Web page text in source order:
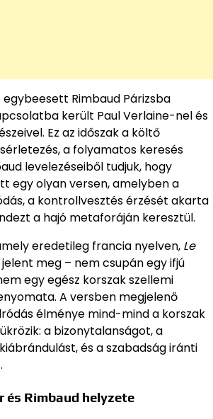
Rimbaud Párizsba
került Paul Verlaine-nel és
Ez az időszak a költő
a folyamatos keresés
levelezéseiből tudjuk, hogy
egy olyan versen, amelyben a
a kontrollvesztés érzését akarta
a hajó metaforáján keresztül.
eredetileg francia nyelven, Le
meg – nem csupán egy ifjú
egy egész korszak szellemi
A versben megjelenő
élménye mind-mind a korszak
a bizonytalanságot, a
és a szabadság iránti
Rimbaud helyzete